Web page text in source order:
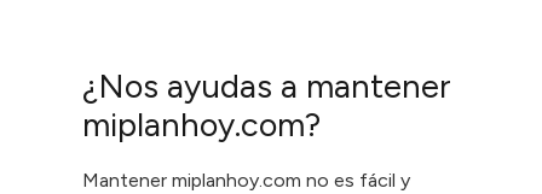
¿Nos ayudas a mantener
miplanhoy.com?
Mantener miplanhoy.com no es fácil y